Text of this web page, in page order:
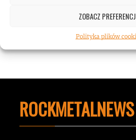
ZOBACZ
Polityka plików